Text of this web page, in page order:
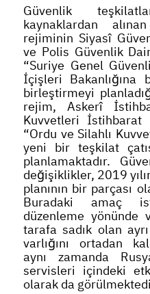
Güvenlik
kaynaklardan
rejiminin Siyasî
ve Polis Güvenlik
“Suriye Genel
İçişleri
birleştirmeyi
rejim, Askerî
Kuvvetleri İstihbarat
“Ordu ve Silahlı
yeni bir teşkilat
planlamaktadır.
değişiklikler, 2019
planının bir parçası
Buradaki amaç
düzenleme yönünde
tarafa sadık olan
varlığını ortadan
aynı zamanda
servisleri içindeki
olarak da